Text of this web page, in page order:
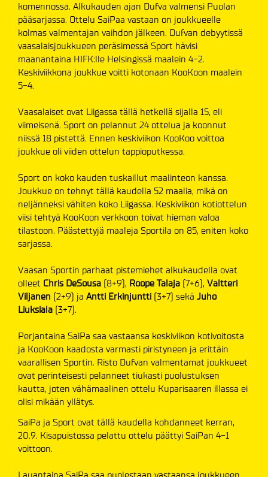
komennossa. Alkukauden ajan Dufva valmensi Puolan
pääsarjassa. Ottelu SaiPaa vastaan on joukkueelle
kolmas valmentajan vaihdon jälkeen. Dufvan debyytissä
vaasalaisjoukkueen peräsimessä Sport hävisi
maanantaina HIFK:lle Helsingissä maalein 4-2.
Keskiviikkona joukkue voitti kotonaan KooKoon maalein
5-4.
Vaasalaiset ovat Liigassa tällä hetkellä sijalla 15, eli
viimeisenä. Sport on pelannut 24 ottelua ja koonnut
niissä 18 pistettä. Ennen keskiviikon KooKoo voittoa
joukkue oli viiden ottelun tappioputkessa.
Sport on koko kauden tuskaillut maalinteon kanssa.
Joukkue on tehnyt tällä kaudella 52 maalia, mikä on
neljänneksi vähiten koko Liigassa. Keskiviikon kotiottelun
viisi tehtyä KooKoon verkkoon toivat hieman valoa
tilastoon. Päästettyjä maaleja Sportila on 85, eniten koko
sarjassa.
Vaasan Sportin parhaat pistemiehet alkukaudella ovat
olleet Chris DeSousa (8+9), Roope Talaja (7+6), Valtteri
Viljanen (2+9) ja Antti Erkinjuntti (3+7) sekä Juho
Liuksiala (3+7).
Perjantaina SaiPa saa vastaansa keskiviikon kotivoitosta
ja KooKoon kaadosta varmasti piristyneen ja erittäin
vaarallisen Sportin. Risto Dufvan valmentamat joukkueet
ovat perinteisesti pelanneet tiukasti puolustuksen
kautta, joten vähämaalinen ottelu Kuparisaaren illassa ei
olisi mikään yllätys.
SaiPa ja Sport ovat tällä kaudella kohdanneet kerran,
20.9. Kisapuistossa pelattu ottelu päättyi SaiPan 4-1
voittoon.